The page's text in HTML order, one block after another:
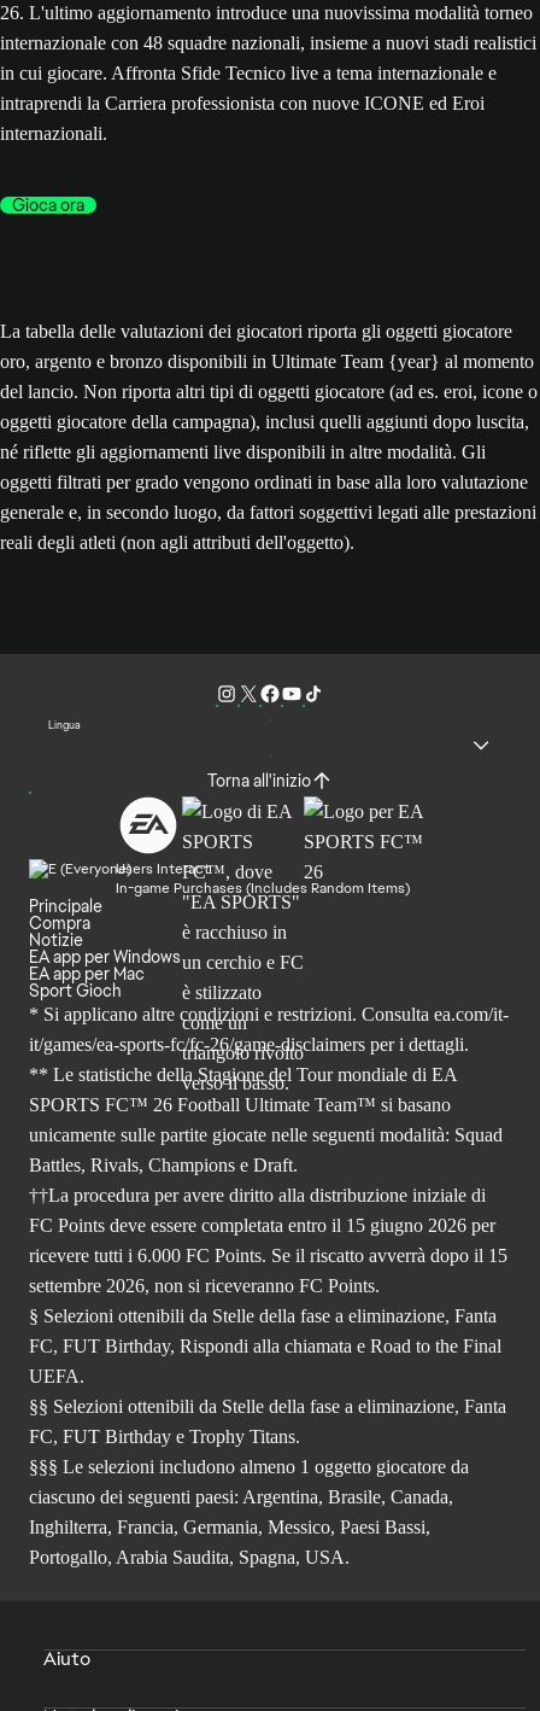
26. L'ultimo aggiornamento introduce una nuovissima modalità torneo
internazionale con 48 squadre nazionali, insieme a nuovi stadi realistici
in cui giocare. Affronta Sfide Tecnico live a tema internazionale e
intraprendi la Carriera professionista con nuove ICONE ed Eroi
internazionali.
Gioca ora
La tabella delle valutazioni dei giocatori riporta gli oggetti giocatore
oro, argento e bronzo disponibili in Ultimate Team {year} al momento
del lancio. Non riporta altri tipi di oggetti giocatore (ad es. eroi, icone o
oggetti giocatore della campagna), inclusi quelli aggiunti dopo luscita,
né riflette gli aggiornamenti live disponibili in altre modalità. Gli
oggetti filtrati per grado vengono ordinati in base alla loro valutazione
generale e, in secondo luogo, da fattori soggettivi legati alle prestazioni
reali degli atleti (non agli attributi dell'oggetto).
Lingua
Torna all'inizio
Users Interact
In-game Purchases (Includes Random Items)
Principale
Compra
Notizie
EA app per Windows
EA app per Mac
Sport Gioch
* Si applicano altre condizioni e restrizioni. Consulta ea.com/it-
it/games/ea-sports-fc/fc-26/game-disclaimers per i dettagli.
** Le statistiche della Stagione del Tour mondiale di EA
SPORTS FC™ 26 Football Ultimate Team™ si basano
unicamente sulle partite giocate nelle seguenti modalità: Squad
Battles, Rivals, Champions e Draft.
††La procedura per avere diritto alla distribuzione iniziale di
FC Points deve essere completata entro il 15 giugno 2026 per
ricevere tutti i 6.000 FC Points. Se il riscatto avverrà dopo il 15
settembre 2026, non si riceveranno FC Points.
§ Selezioni ottenibili da Stelle della fase a eliminazione, Fanta
FC, FUT Birthday, Rispondi alla chiamata e Road to the Final
UEFA.
§§ Selezioni ottenibili da Stelle della fase a eliminazione, Fanta
FC, FUT Birthday e Trophy Titans.
§§§ Le selezioni includono almeno 1 oggetto giocatore da
ciascuno dei seguenti paesi: Argentina, Brasile, Canada,
Inghilterra, Francia, Germania, Messico, Paesi Bassi,
Portogallo, Arabia Saudita, Spagna, USA.
Aiuto